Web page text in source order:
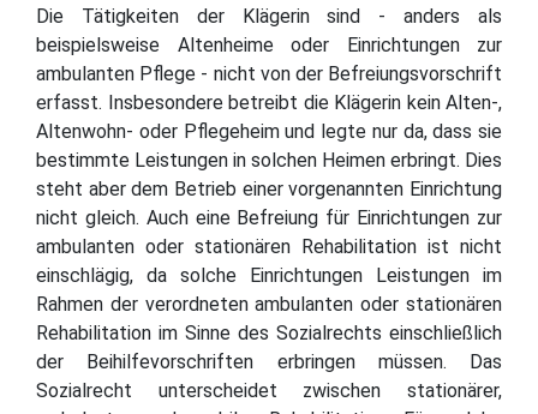
Die Tätigkeiten der Klägerin sind - anders als
beispielsweise Altenheime oder Einrichtungen zur
ambulanten Pflege - nicht von der Befreiungsvorschrift
erfasst. Insbesondere betreibt die Klägerin kein Alten-,
Altenwohn- oder Pflegeheim und legte nur da, dass sie
bestimmte Leistungen in solchen Heimen erbringt. Dies
steht aber dem Betrieb einer vorgenannten Einrichtung
nicht gleich. Auch eine Befreiung für Einrichtungen zur
ambulanten oder stationären Rehabilitation ist nicht
einschlägig, da solche Einrichtungen Leistungen im
Rahmen der verordneten ambulanten oder stationären
Rehabilitation im Sinne des Sozialrechts einschließlich
der Beihilfevorschriften erbringen müssen. Das
Sozialrecht unterscheidet zwischen stationärer,